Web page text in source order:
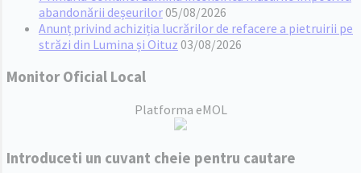
abandonării deșeurilor05/08/2026
Anunț privind achiziția lucrărilor de refacere a pietruirii pe
străzi din Lumina și Oituz 03/08/2026
Monitor Oficial Local
Platforma eMOL
Introduceti un cuvant cheie pentru cautare